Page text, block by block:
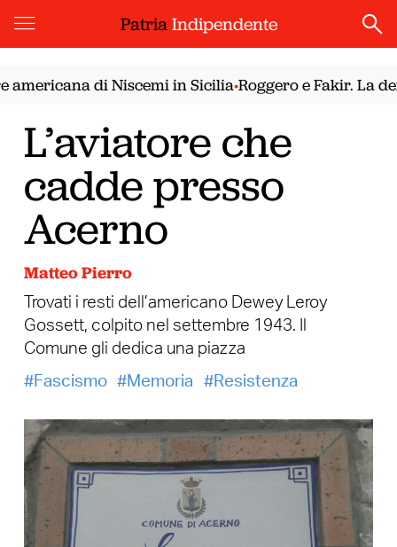
PatriaIndipendente
di Niscemi in Sicilia•Roggero e Fakir. La
L’aviatore che
cadde presso
Acerno
Matteo Pierro
Trovati i resti dell’americano Dewey Leroy
Gossett, colpito nel settembre 1943. Il
Comune gli dedica una piazza
Fascismo
Memoria Resistenza